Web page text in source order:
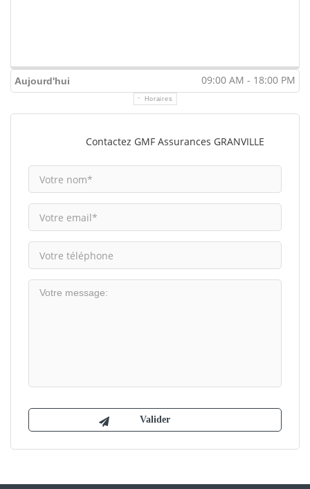
Aujourd'hui 09:00 AM - 18:00 PM
Horaires
Contactez GMF Assurances GRANVILLE